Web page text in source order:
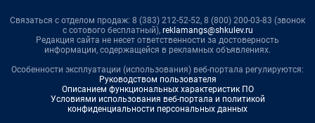
Связаться с отделом продаж: 8 (383) 212-52-52, 8 (800) 200-03-83 (звонок
с сотового бесплатный), reklamangs@shkulev.ru
Редакция сайта не несет ответственности за достоверность
информации, содержащейся в рекламных объявлениях.
Особенности эксплуатации (использования) веб-портала регулируются:
Руководством пользователя
Описанием функциональных характеристик ПО
Условиями использования веб-портала и политикой
конфиденциальности персональных данных